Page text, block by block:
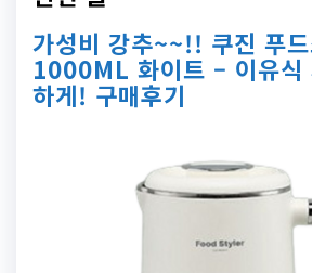
가성비 강추~~!! 쿠진 푸
1000ML 화이트 – 이유식
하게! 구매후기